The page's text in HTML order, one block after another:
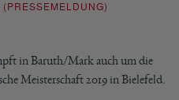
in Baruth/Mark auch um die
Meisterschaft 2019 in Bielefeld.